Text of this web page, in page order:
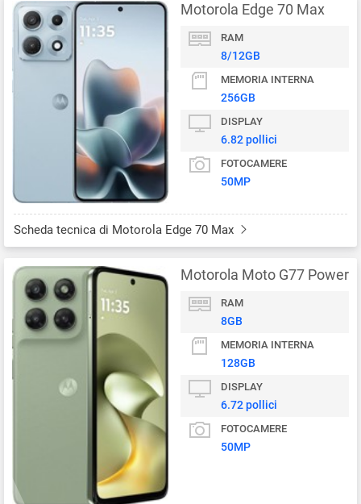
Motorola Edge 70 Max
RAM
8/12GB
MEMORIA INTERNA
256GB
DISPLAY
6.82 pollici
FOTOCAMERE
50MP
Scheda tecnica di Motorola Edge 70 Max
Motorola Moto G77 Power
RAM
8GB
MEMORIA INTERNA
128GB
DISPLAY
6.72 pollici
FOTOCAMERE
50MP